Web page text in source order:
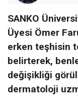
SANKO
Üyesi Ömer
erken teşhisin
belirterek,
değişikliği
dermatoloji